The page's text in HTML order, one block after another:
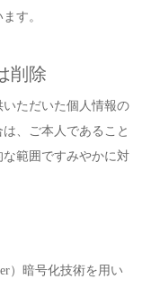
す。
削除
ただいた個人情報の
、ご本人であること
範囲ですみやかに対
）暗号化技術を用い